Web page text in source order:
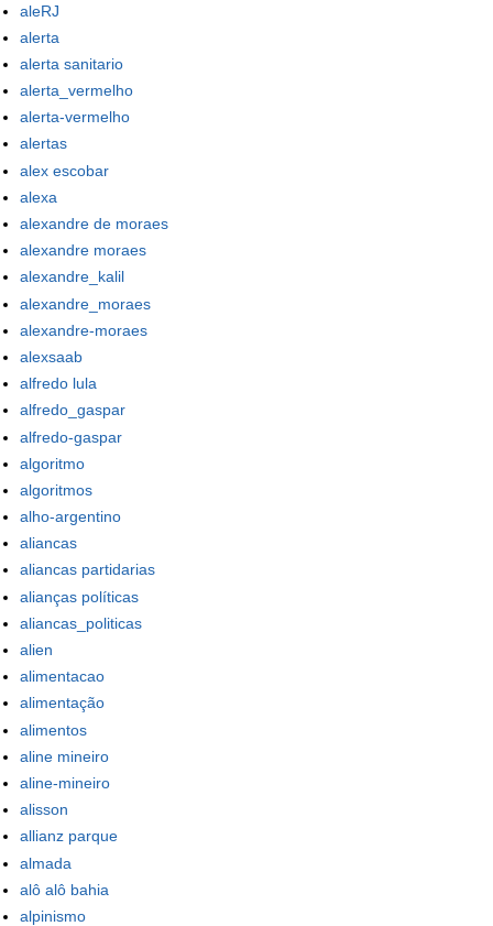
aleRJ
alerta
alerta sanitario
alerta_vermelho
alerta-vermelho
alertas
alex escobar
alexa
alexandre de moraes
alexandre moraes
alexandre_kalil
alexandre_moraes
alexandre-moraes
alexsaab
alfredo lula
alfredo_gaspar
alfredo-gaspar
algoritmo
algoritmos
alho-argentino
aliancas
aliancas partidarias
alianças políticas
aliancas_politicas
alien
alimentacao
alimentação
alimentos
aline mineiro
aline-mineiro
alisson
allianz parque
almada
alô alô bahia
alpinismo